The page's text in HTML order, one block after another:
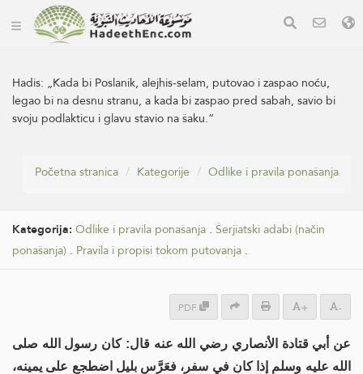
Hadis: „Kada bi Poslanik, alejhis-selam, putovao i zaspao noću,
legao bi na desnu stranu, a kada bi zaspao pred sabah, savio bi
svoju podlakticu i glavu stavio na šaku.“
Početna stranica Kategorije Odlike i pravila ponašanja
Kategorija: Odlike i pravila ponašanja . Šerjiatski adabi (način
ponašanja) . Pravila i propisi tokom putovanja .
PDF + -
عن أبي قتادة الأنصاري رضي الله عنه قال: كان رسول الله صلى
الله عليه وسلم إذا كان في سفر، فعَرَّس بليل اضطجع على يمينه،